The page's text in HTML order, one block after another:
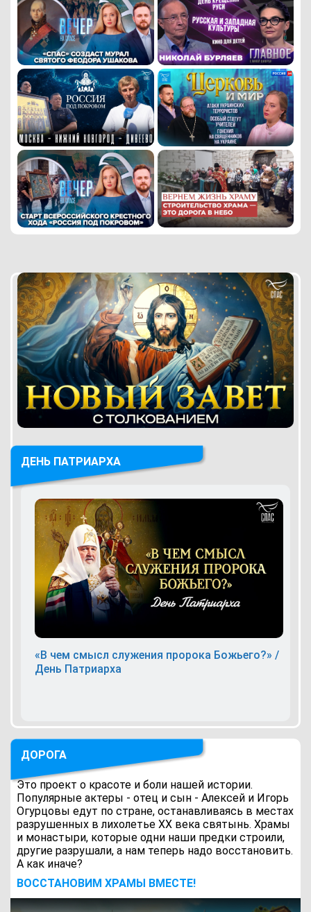
ДЕНЬ ПАТРИАРХА
«В чем смысл служения пророка Божьего?» /
День Патриарха
ДОРОГА
Это проект о красоте и боли нашей истории.
Популярные актеры - отец и сын - Алексей и Игорь
Огурцовы едут по стране, останавливаясь в местах
разрушенных в лихолетье ХХ века святынь. Храмы
и монастыри, которые одни наши предки строили,
другие разрушали, а нам теперь надо восстановить.
А как иначе?
ВОCСТАНОВИМ ХРАМЫ ВМЕСТЕ!